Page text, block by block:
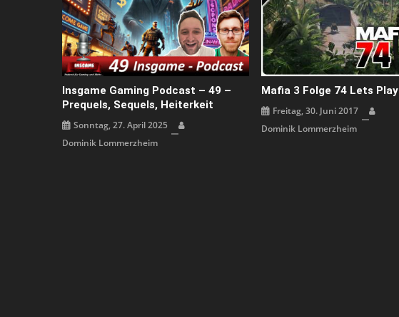
Insgame Gaming Podcast – 49 –
Prequels, Sequels, Heiterkeit
Sonntag, 27. April 2025
Dominik Lommerzheim
Mafia 3 Folge 74 Lets Play
Freitag, 30. Juni 2017
Dominik Lommerzheim